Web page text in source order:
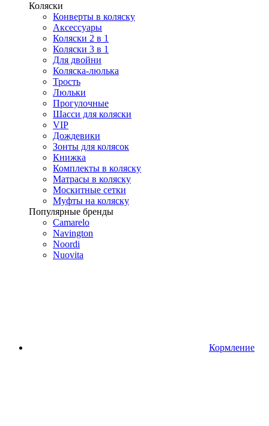
Коляски
Конверты в коляску
Аксессуары
Коляски 2 в 1
Коляски 3 в 1
Для двойни
Коляска-люлька
Трость
Люльки
Прогулочные
Шасси для коляски
VIP
Дождевики
Зонты для колясок
Книжка
Комплекты в коляску
Матрасы в коляску
Москитные сетки
Муфты на коляску
Популярные бренды
Camarelo
Navington
Noordi
Nuovita
Кормление